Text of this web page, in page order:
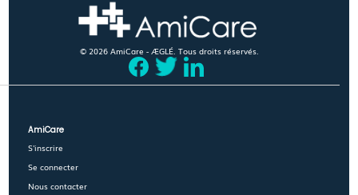
© 2026 AmiCare - ÆGLÉ. Tous droits réservés.
AmiCare
S'inscrire
Se connecter
Nous contacter